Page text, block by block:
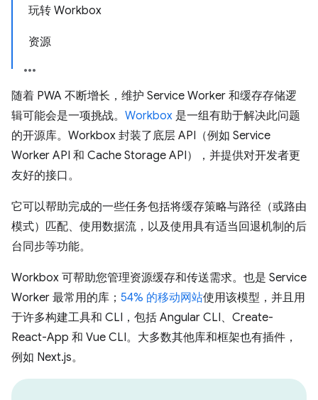
玩转 Workbox
资源
随着 PWA 不断增长，维护 Service Worker 和缓存存储逻
辑可能会是一项挑战。 Workbox 是一组有助于解决此问题
的开源库。Workbox 封装了底层 API（例如 Service
Worker API 和 Cache Storage API），并提供对开发者更
友好的接口。
它可以帮助完成的一些任务包括将缓存策略与路径（或路由
模式）匹配、使用数据流，以及使用具有适当回退机制的后
台同步等功能。
Workbox 可帮助您管理资源缓存和传送需求。也是 Service
Worker 最常用的库； 54% 的移动网站使用该模型，并且用
于许多构建工具和 CLI，包括 Angular CLI、Create-
React-App 和 Vue CLI。大多数其他库和框架也有插件，
例如 Next.js。